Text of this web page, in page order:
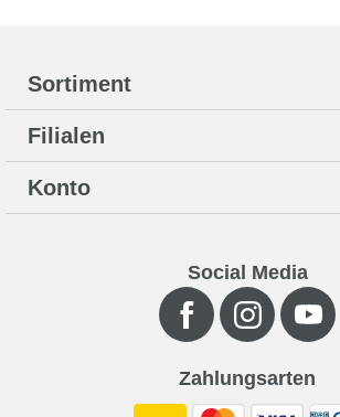
Sortiment
Filialen
Konto
Social Media
Zahlungsarten